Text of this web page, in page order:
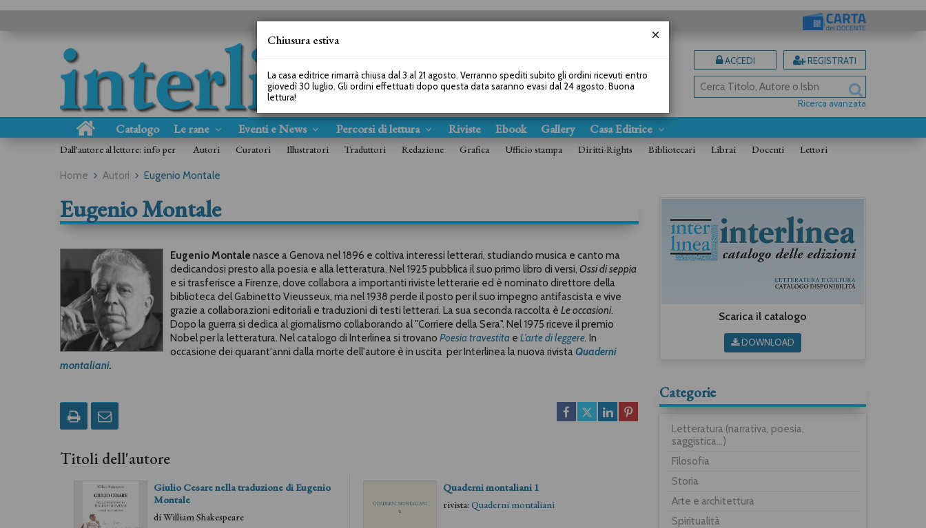
ACCEDI REGISTRATI
Ricerca avanzata
Catalogo Le rane Eventi e News Percorsi di lettura Riviste Ebook Gallery Casa Editrice
Dall'autore al lettore: info per Autori Curatori Illustratori Traduttori Redazione Grafica Ufficio stampa Diritti-Rights Bibliotecari Librai Docenti Lettori
Home Autori Eugenio Montale
Eugenio Montale
Eugenio Montale nasce a Genova nel 1896 e coltiva interessi letterari, studiando musica e canto ma
dedicandosi presto alla poesia e alla letteratura. Nel 1925 pubblica il suo primo libro di versi, Ossi di seppia
e si trasferisce a Firenze, dove collabora a importanti riviste letterarie ed è nominato direttore della
biblioteca del Gabinetto Vieusseux, ma nel 1938 perde il posto per il suo impegno antifascista e vive
grazie a collaborazioni editoriali e traduzioni di testi letterari. La sua seconda raccolta è Le occasioni.
Dopo la guerra si dedica al giornalismo collaborando al "Corriere della Sera". Nel 1975 riceve il premio
Nobel per la letteratura. Nel catalogo di Interlinea si trovano Poesia travestita e L’arte di leggere. In
occasione dei quarant'anni dalla morte dell'autore è in uscita per Interlinea la nuova rivistaQuaderni
montaliani.
Titoli dell'autore
Giulio Cesare nella traduzione di Eugenio
Montale
diWilliam Shakespeare
Quaderni montaliani 1
rivista: Quaderni montaliani
Scarica il catalogo
DOWNLOAD
Categorie
Letteratura (narrativa, poesia,
saggistica...)
Filosofia
Storia
Arte e architettura
Spiritualità
Chiusura estiva
La casa editrice rimarrà chiusa dal 3 al 21 agosto. Verranno spediti subito gli ordini ricevuti entro
giovedì 30 luglio. Gli ordini effettuati dopo questa data saranno evasi dal 24 agosto. Buona
lettura!